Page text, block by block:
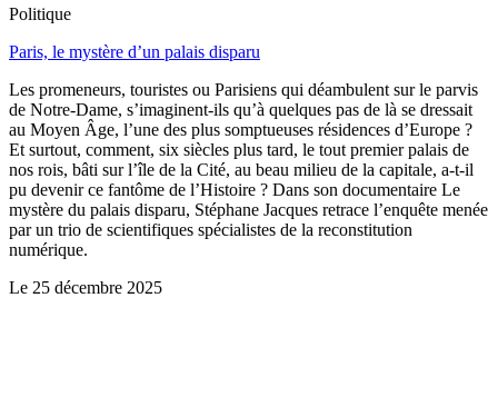
Politique
Paris, le mystère d’un palais disparu
Les promeneurs, touristes ou Parisiens qui déambulent sur le parvis
de Notre-Dame, s’imaginent-ils qu’à quelques pas de là se dressait
au Moyen Âge, l’une des plus somptueuses résidences d’Europe ?
Et surtout, comment, six siècles plus tard, le tout premier palais de
nos rois, bâti sur l’île de la Cité, au beau milieu de la capitale, a-t-il
pu devenir ce fantôme de l’Histoire ? Dans son documentaire Le
mystère du palais disparu, Stéphane Jacques retrace l’enquête menée
par un trio de scientifiques spécialistes de la reconstitution
numérique.
Le 25 décembre 2025